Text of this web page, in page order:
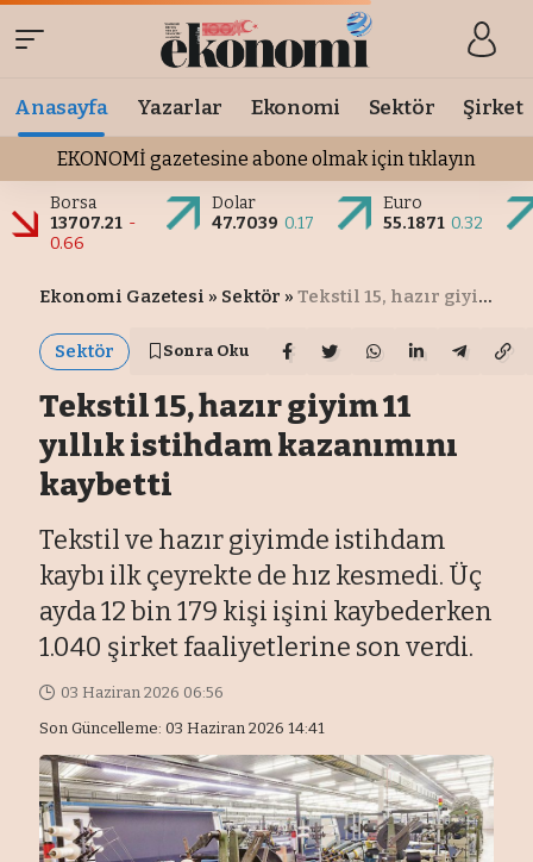
Anasayfa Yazarlar Ekonomi Sektör Şirket
EKONOMİ gazetesine abone olmak için tıklayın
Borsa
13707.21 -
0.66
Dolar
47.7039 0.17
Euro
55.1871 0.32
Ekonomi Gazetesi » Sektör »Tekstil 15, hazır giyim 11 yıllık istihdam kazanımını kaybetti
Sektör Sonra Oku
Tekstil 15, hazır giyim 11
yıllık istihdam kazanımını
kaybetti
Tekstil ve hazır giyimde istihdam
kaybı ilk çeyrekte de hız kesmedi. Üç
ayda 12 bin 179 kişi işini kaybederken
1.040 şirket faaliyetlerine son verdi.
Son Güncelleme: 03 Haziran 2026 14:41
03 Haziran 2026 06:56